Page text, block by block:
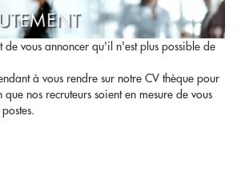
de vous annoncer qu'il n'est plus possible de
à vous rendre sur notre CV thèque pour
nos recruteurs soient en mesure de vous